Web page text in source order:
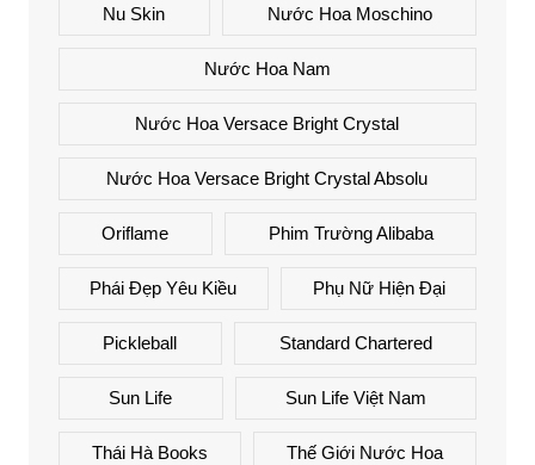
Nu Skin Nước Hoa Moschino
Nước Hoa Nam
Nước Hoa Versace Bright Crystal
Nước Hoa Versace Bright Crystal Absolu
Oriflame Phim Trường Alibaba
Phái Đẹp Yêu Kiều Phụ Nữ Hiện Đại
Pickleball Standard Chartered
Sun Life Sun Life Việt Nam
Thái Hà Books Thế Giới Nước Hoa